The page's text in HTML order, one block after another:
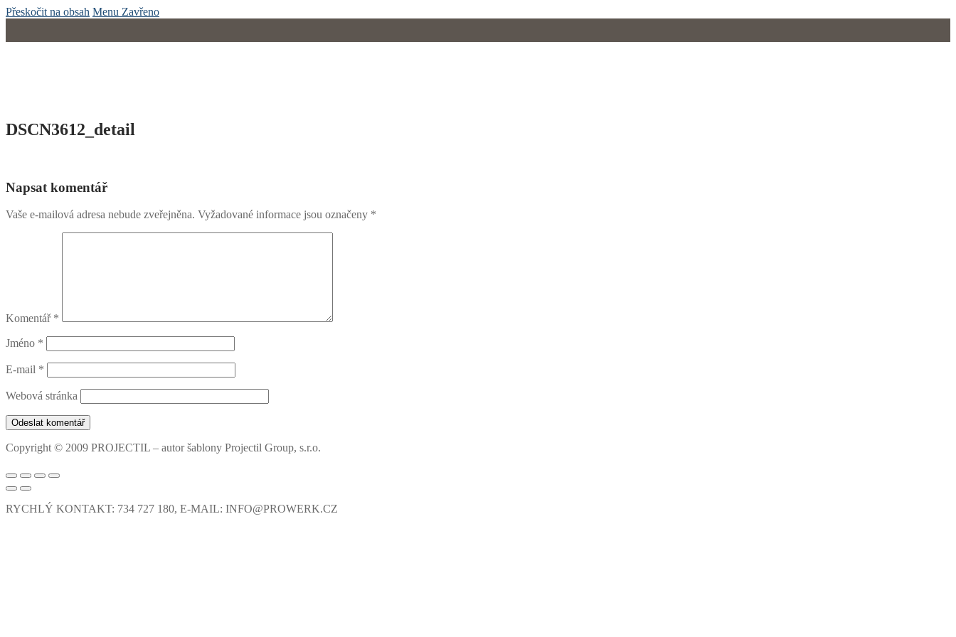
Přeskočit na obsah Menu Zavřeno
DSCN3612_detail
Napsat komentář
Vaše e-mailová adresa nebude zveřejněna. Vyžadované informace jsou označeny *
Komentář *
Jméno *
E-mail *
Webová stránka
Copyright © 2009 PROJECTIL – autor šablony Projectil Group, s.r.o.
RYCHLÝ KONTAKT: 734 727 180, E-MAIL: INFO@PROWERK.CZ